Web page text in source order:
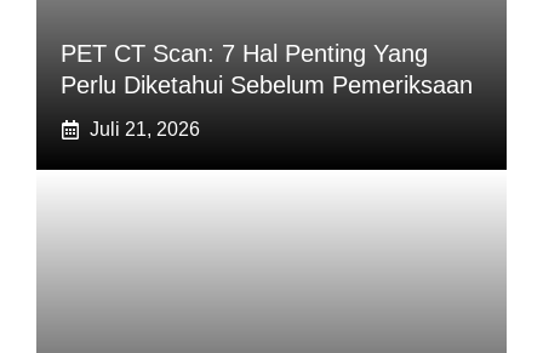
PET CT Scan: 7 Hal Penting Yang
Perlu Diketahui Sebelum Pemeriksaan
Juli 21, 2026